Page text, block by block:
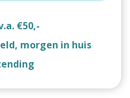
€50,-
morgen in huis